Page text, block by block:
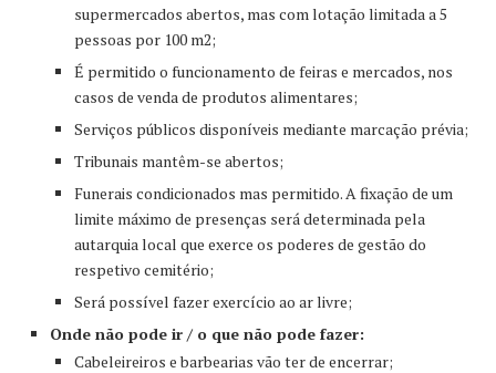
supermercados abertos, mas com lotação limitada a 5
pessoas por 100 m2;
É permitido o funcionamento de feiras e mercados, nos
casos de venda de produtos alimentares;
Serviços públicos disponíveis mediante marcação prévia;
Tribunais mantêm-se abertos;
Funerais condicionados mas permitido. A fixação de um
limite máximo de presenças será determinada pela
autarquia local que exerce os poderes de gestão do
respetivo cemitério;
Será possível fazer exercício ao ar livre;
Onde não pode ir / o que não pode fazer:
Cabeleireiros e barbearias vão ter de encerrar;